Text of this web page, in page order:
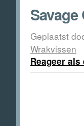
Geplaatst
Wrakvissen
Reageer